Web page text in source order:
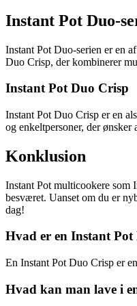
Instant Pot Duo-
Instant Pot Duo-serien er en
Duo Crisp, der kombinerer
Instant Pot Duo Crisp
Instant Pot Duo Crisp er en
og enkeltpersoner, der
Konklusion
Instant Pot multicookere som
besværet. Uanset om du er
dag!
Hvad er en Instant Pot
En Instant Pot Duo Crisp er
Hvad kan man lave i